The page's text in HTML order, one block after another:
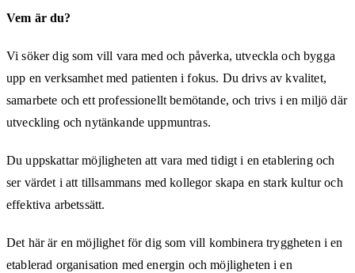
Vem är du?
Vi söker dig som vill vara med och påverka, utveckla och bygga
upp en verksamhet med patienten i fokus. Du drivs av kvalitet,
samarbete och ett professionellt bemötande, och trivs i en miljö där
utveckling och nytänkande uppmuntras.
Du uppskattar möjligheten att vara med tidigt i en etablering och
ser värdet i att tillsammans med kollegor skapa en stark kultur och
effektiva arbetssätt.
Det här är en möjlighet för dig som vill kombinera tryggheten i en
etablerad organisation med energin och möjligheten i en